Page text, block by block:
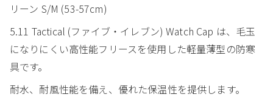
リーン S/M (53-57cm)
5.11 Tactical (ファイブ・イレブン) Watch Cap は、毛玉
になりにくい高性能フリースを使用した軽量薄型の防寒
具です。
耐水、耐風性能を備え、優れた保温性を提供します。